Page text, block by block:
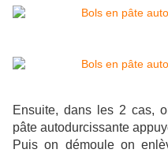
Ensuite, dans les 2 cas,
pâte autodurcissante
Puis on démoule on